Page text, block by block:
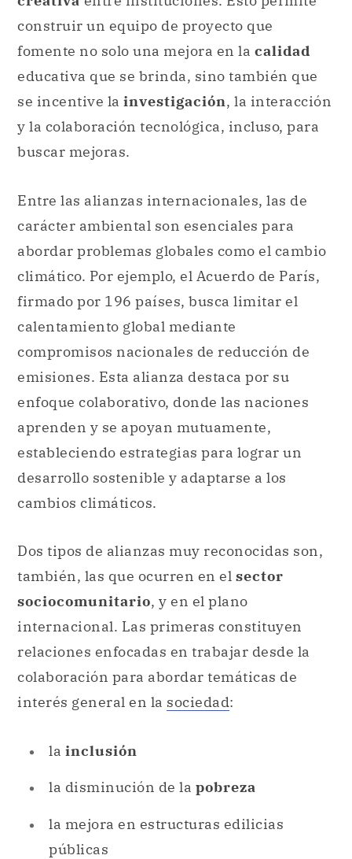
construir un equipo de proyecto que
fomente no solo una mejora en la calidad
educativa que se brinda, sino también que
se incentive la investigación, la interacción
y la colaboración tecnológica, incluso, para
buscar mejoras.
Entre las alianzas internacionales, las de
carácter ambiental son esenciales para
abordar problemas globales como el cambio
climático. Por ejemplo, el Acuerdo de París,
firmado por 196 países, busca limitar el
calentamiento global mediante
compromisos nacionales de reducción de
emisiones. Esta alianza destaca por su
enfoque colaborativo, donde las naciones
aprenden y se apoyan mutuamente,
estableciendo estrategias para lograr un
desarrollo sostenible y adaptarse a los
cambios climáticos.
Dos tipos de alianzas muy reconocidas son,
también, las que ocurren en el sector
sociocomunitario, y en el plano
internacional. Las primeras constituyen
relaciones enfocadas en trabajar desde la
colaboración para abordar temáticas de
interés general en la sociedad:
la inclusión
la disminución de la pobreza
la mejora en estructuras edilicias
públicas